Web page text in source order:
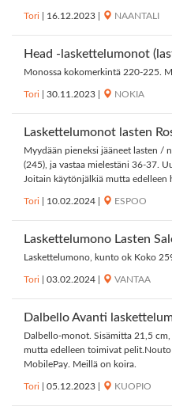
Tori 16.12.2023 NAANTALI
Head -laskettelumonot
Monossa kokomerkintä 220-225.
Tori 30.11.2023 NOKIA
Laskettelumonot lasten
Myydään pieneksi jääneet lasten /
(245), ja vastaa mielestäni 36-37.
Joitain käytönjälkiä mutta edelleen
Tori 10.02.2024 ESPOO
Laskettelumono Lasten
Laskettelumono, kunto ok Koko
Tori 03.02.2024 VANTAA
Dalbello Avanti
Dalbello-monot. Sisämitta 21,5
mutta edelleen toimivat
MobilePay. Meillä on koira.
Tori 05.12.2023 KUOPIO